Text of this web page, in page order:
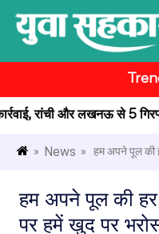
रांची और लखनऊ से 5
» News » हम अपने पूल की
हम अपने पूल की
पर हमें खुद पर